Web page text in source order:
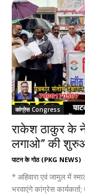
कांग्रेस Congress
राकेश ठाकुर के
लगाओ” की
पाटन के गोठ (PKG NEWS) -
* अहिवारा एवं जामुल में
भरवाएंगे कांग्रेस